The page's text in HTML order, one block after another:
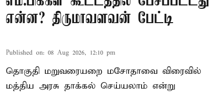
என்ன? திருமாவளவன் பேட்டி
Published on: 08 Aug 2026, 12:10 pm
தொகுதி மறுவரையறை மசோதாவை விரைவில்
மத்திய அரசு தாக்கல் செய்யலாம் என்று